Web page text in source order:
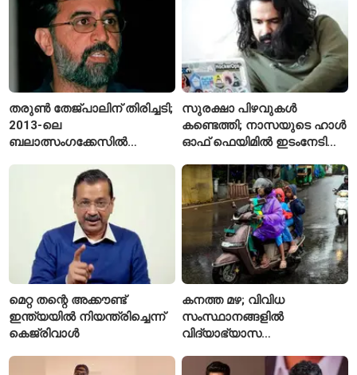
തരുൺ തേജ്പാലിന് തിരിച്ചടി;
2013-ലെ
ബലാത്സംഗക്കേസിൽ
ഹൈക്കോടതി
സുരക്ഷാ പിഴവുകൾ
കണ്ടെത്തി; നാസയുടെ ഹാൾ
ഓഫ് ഫെയിമിൽ ഇടംനേടി
മെറ്റ തന്റെ അക്കൗണ്ട്
ഇന്ത്യയിൽ നിയന്ത്രിച്ചെന്ന്
കെജ്‌രിവാൾ
കനത്ത മഴ; വിവിധ
സംസ്ഥാനങ്ങളിൽ
വിദ്യാഭ്യാസ
പ്രഖ്യാപിച്ചു